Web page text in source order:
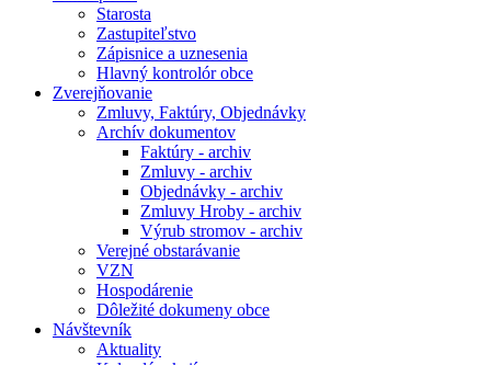
Starosta
Zastupiteľstvo
Zápisnice a uznesenia
Hlavný kontrolór obce
Zverejňovanie
Zmluvy, Faktúry, Objednávky
Archív dokumentov
Faktúry - archiv
Zmluvy - archiv
Objednávky - archiv
Zmluvy Hroby - archiv
Výrub stromov - archiv
Verejné obstarávanie
VZN
Hospodárenie
Dôležité dokumeny obce
Návštevník
Aktuality